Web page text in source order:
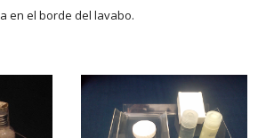
en el borde del lavabo.